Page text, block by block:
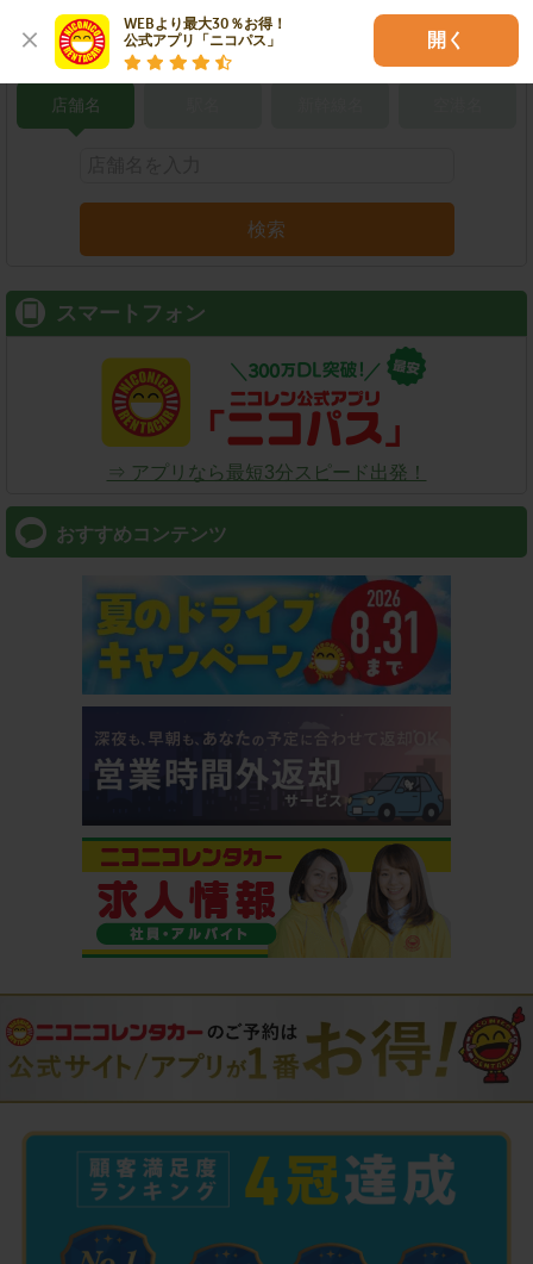
WEBより最大30％お得！
公式アプリ「ニコパス」
開く
こだわり条件で検索
店舗名
検索
スマートフォン
⇒ アプリなら最短3分スピード出発！
おすすめコンテンツ